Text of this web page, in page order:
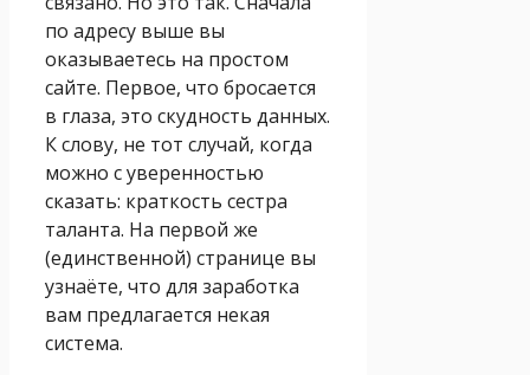
по адресу выше вы
оказываетесь на простом
сайте. Первое, что бросается
в глаза, это скудность данных.
К слову, не тот случай, когда
можно с уверенностью
сказать: краткость сестра
таланта. На первой же
(единственной) странице вы
узнаёте, что для заработка
вам предлагается некая
система.